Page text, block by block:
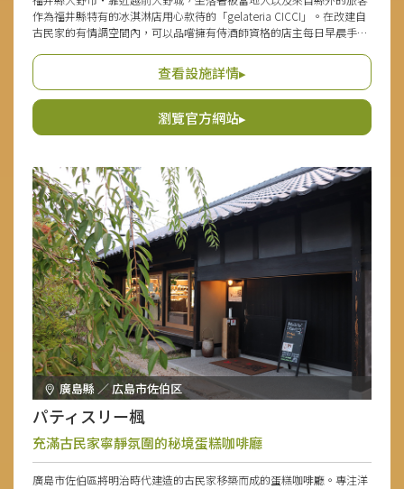
作為福井縣特有的冰淇淋店用心款待的「gelateria CICCI」。在改建自
古民家的有情調空間內，可以品嚐擁有侍酒師資格的店主每日早晨手工
身體友善的冰淇淋，推薦給注重健康的人以及兒童。店內備有日式榻榻
米席位和草地庭院，帶小孩的客人也能輕鬆前往，令人感到欣喜。也可
透過線上商店從全國各地購買。
查看設施詳情▸
瀏覽官方網站▸
廣島縣 ／ 広島市佐伯区
パティスリー楓
充滿古民家寧靜氛圍的秘境蛋糕咖啡廳
廣島市佐伯區將明治時代建造的古民家移築而成的蛋糕咖啡廳。專注洋